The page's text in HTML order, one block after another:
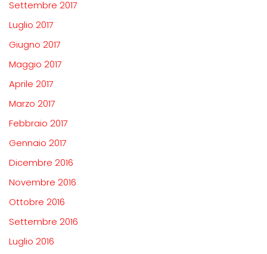
Settembre 2017
Luglio 2017
Giugno 2017
Maggio 2017
Aprile 2017
Marzo 2017
Febbraio 2017
Gennaio 2017
Dicembre 2016
Novembre 2016
Ottobre 2016
Settembre 2016
Luglio 2016